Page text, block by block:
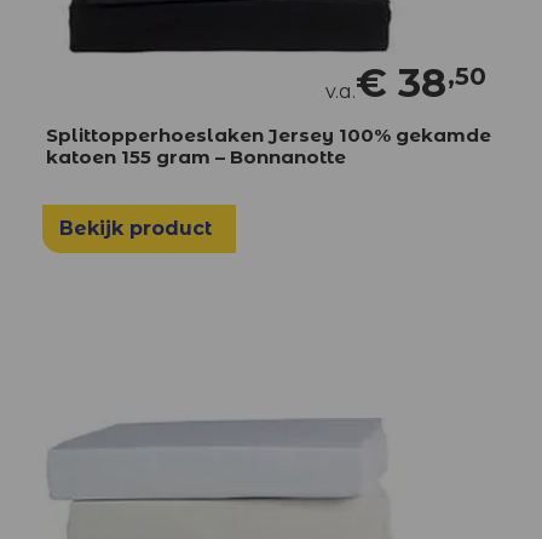
v.a.€ 38,50
Splittopperhoeslaken Jersey 100% gekamde
katoen 155 gram – Bonnanotte
Bekijk product